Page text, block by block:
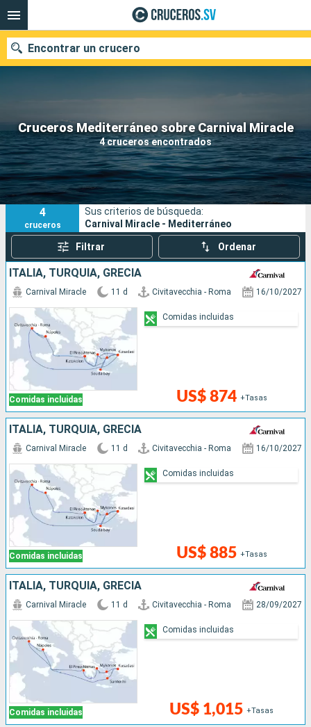
Cruceros Mediterráneo sobre Carnival Miracle
4 cruceros encontrados
Encontrar un crucero
Nuestros destinos
Fecha de salida
Puertos Compañías
Buscar
4
cruceros
Sus criterios de búsqueda:
Carnival Miracle - Mediterráneo
Filtrar Ordenar
ITALIA, TURQUÍA, GRECIA
Comidas incluidas
Carnival Miracle 11 d Civitavecchia - Roma 16/10/2027
US$ 874 +Tasas
Comidas incluidas
ITALIA, TURQUÍA, GRECIA
Comidas incluidas
Carnival Miracle 11 d Civitavecchia - Roma 16/10/2027
US$ 885 +Tasas
Comidas incluidas
ITALIA, TURQUÍA, GRECIA
Comidas incluidas
Carnival Miracle 11 d Civitavecchia - Roma 28/09/2027
US$ 1,015 +Tasas
Comidas incluidas